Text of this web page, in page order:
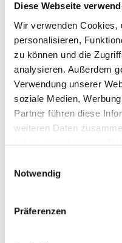
Diese Webseite
Wir verwenden Cookies,
personalisieren,
zu können und die
analysieren. Außerdem
Verwendung unserer
soziale Medien,
Partner führen diese
weiteren Daten
Notwendig
Präferenzen
Schnellinfo
KEI Podium:
Chancen und
energieintensiven
Online und Berlin